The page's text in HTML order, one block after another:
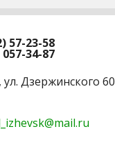
57-23-58
34-87
Дзержинского 60